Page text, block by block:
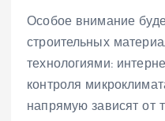
Особое внимание
строительных
технологиями:
контроля
напрямую зависят от